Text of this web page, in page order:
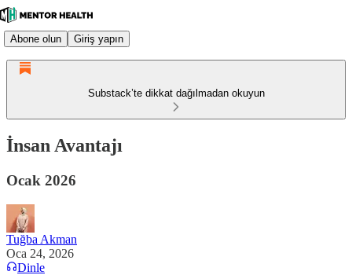
Abone olun Giriş yapın
Substack’te dikkat dağılmadan okuyun
İnsan Avantajı
Ocak 2026
Tuğba Akman
Oca 24, 2026
Dinle